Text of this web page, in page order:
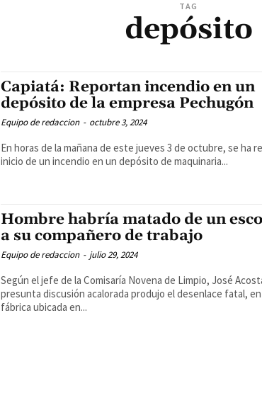
TAG
depósito
Capiatá: Reportan incendio en un
depósito de la empresa Pechugón
Equipo de redaccion - octubre 3, 2024
En horas de la mañana de este jueves 3 de octubre, se ha
inicio de un incendio en un depósito de maquinaria...
Hombre habría matado de un
a su compañero de trabajo
Equipo de redaccion - julio 29, 2024
Según el jefe de la Comisaría Novena de Limpio, José
presunta discusión acalorada produjo el desenlace fatal,
fábrica ubicada en...